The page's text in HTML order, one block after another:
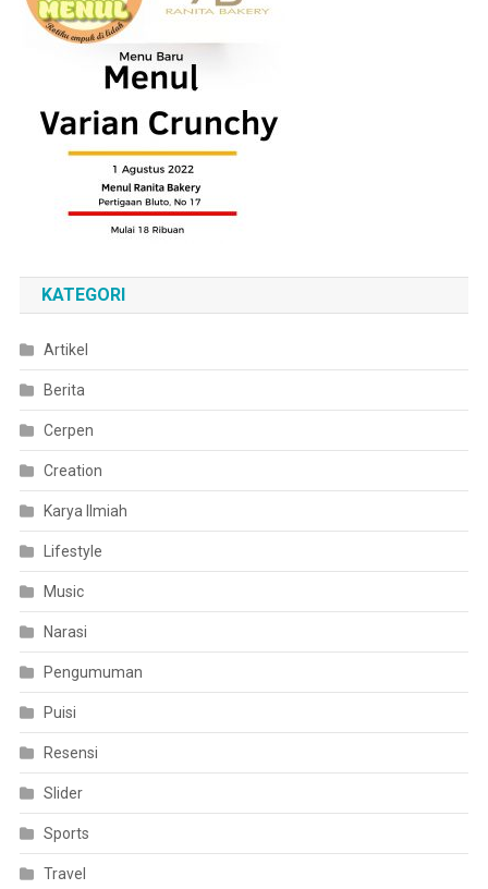
KATEGORI
Artikel
Berita
Cerpen
Creation
Karya Ilmiah
Lifestyle
Music
Narasi
Pengumuman
Puisi
Resensi
Slider
Sports
Travel